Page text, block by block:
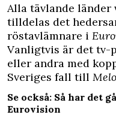
Alla tävlande länder
tilldelas det
röstavlämnare i
Vanligtvis är det tv-
eller andra med
Sveriges fall till
Se också: Så har det
Eurovision